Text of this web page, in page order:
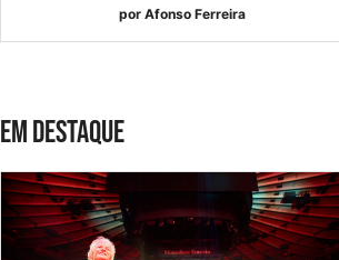
por Afonso Ferreira
EM DESTAQUE